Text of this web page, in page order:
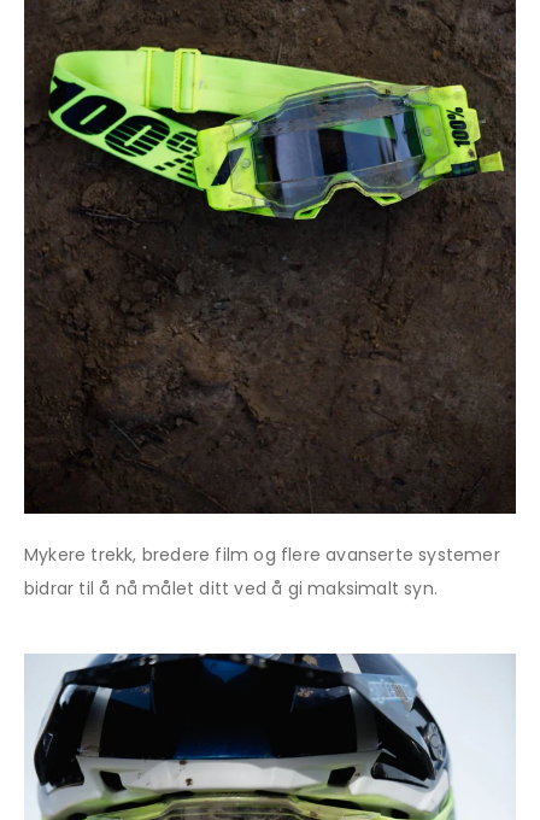
Mykere trekk, bredere film og flere avanserte systemer
bidrar til å nå målet ditt ved å gi maksimalt syn.